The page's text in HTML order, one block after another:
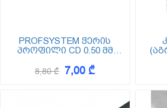
PROFSYSTEM ჭერის
პროფილი CD 0.50 მმ
8,80 ₾ 7,00 ₾